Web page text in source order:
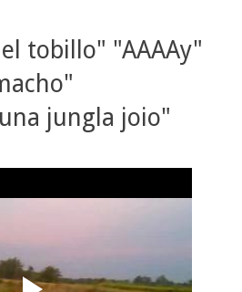
tobillo" "AAAAy"
jungla joio"